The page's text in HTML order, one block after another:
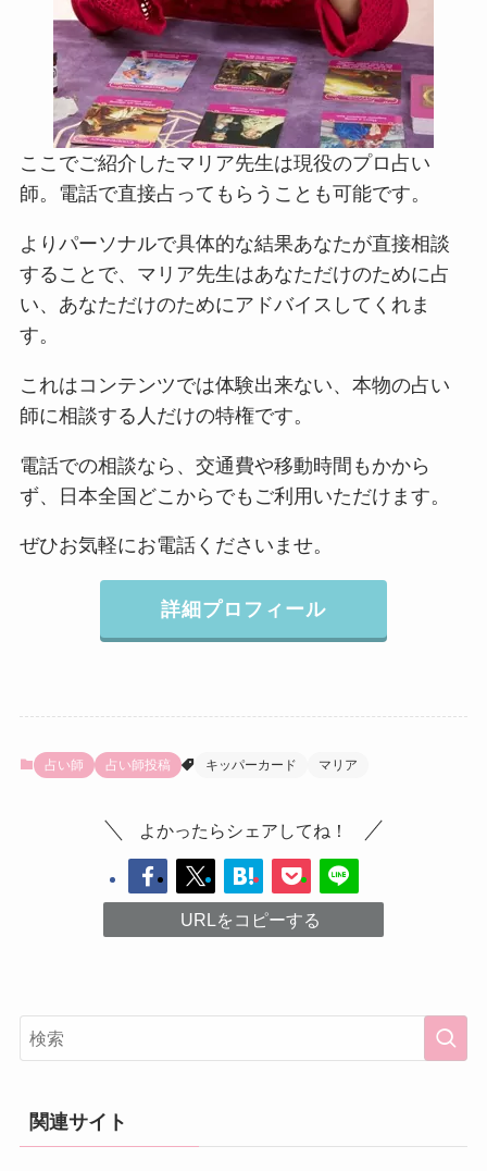
ここでご紹介したマリア先生は現役のプロ占い
師。電話で直接占ってもらうことも可能です。
よりパーソナルで具体的な結果あなたが直接相談
することで、マリア先生はあなただけのために占
い、あなただけのためにアドバイスしてくれま
す。
これはコンテンツでは体験出来ない、本物の占い
師に相談する人だけの特権です。
電話での相談なら、交通費や移動時間もかから
ず、日本全国どこからでもご利用いただけます。
ぜひお気軽にお電話くださいませ。
詳細プロフィール
占い師 占い師投稿 キッパーカード マリア
よかったらシェアしてね！
URLをコピーする
関連サイト